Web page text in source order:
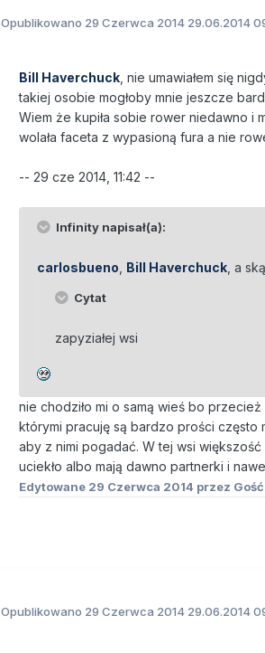
Opublikowano 29 Czerwca 2014 29.06.2014
Bill Haverchuck , nie umawiałem się
takiej osobie mogłoby mnie jeszcze
Wiem że kupiła sobie rower niedawno
wolała faceta z wypasioną fura a nie
-- 29 cze 2014, 11:42 --
Infinity napisał(a):
carlosbueno Bill Haverchuck , a
Cytat
zapyziałej wsi
nie chodziło mi o samą wieś bo
którymi pracuję są bardzo prości często
aby z nimi pogadać. W tej wsi
uciekło albo mają dawno partnerki i
Edytowane 29 Czerwca 2014 przez Gość
Opublikowano 29 Czerwca 2014 29.06.2014